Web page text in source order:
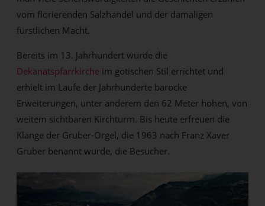
vom florierenden Salzhandel und der damaligen
fürstlichen Macht.
Bereits im 13. Jahrhundert wurde die
Dekanatspfarrkirche im gotischen Stil errichtet und
erhielt im Laufe der Jahrhunderte barocke
Erweiterungen, unter anderem den 62 Meter hohen, von
weitem sichtbaren Kirchturm. Bis heute erfreuen die
Klänge der Gruber-Orgel, die 1963 nach Franz Xaver
Gruber benannt wurde, die Besucher.